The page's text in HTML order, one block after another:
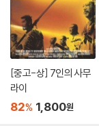
[중고-상] 7인의 사무
라이
82% 1,800원